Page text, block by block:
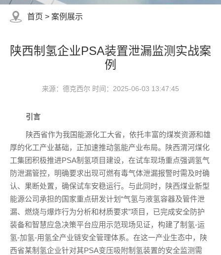
首页 > 案例展示
陕西制氢企业PSA装置泄漏监测实战案
例
来源：德克西尔 时间：2025-06-03 13:47:45
引言
陕西省作为我国能源化工大省，依托丰富的煤炭资源和雄
厚的化工产业基础，正加速推动氢能产业布局。陕西渭河煤化
工集团积极推进PSA制氢项目建设，在试车现场重点强调氢气
防泄漏管控，明确要求出现可燃有毒气体泄漏报警时需及时确
认、果断处置，确保试车安稳运行。与此同时，陕西煤业新型
能源公司承担的国家重点研发计划“气氢与液氢容器及管件泄
漏、燃烧与爆炸行为分析和材质要求”项目，已完成安全防护
装备和智慧应急决策平台应用示范现场见证，构建了制氢-运
氢-加氢-用氢全产业链安全管理体系。在这一产业生态中，陕
西省某制氢企业针对其PSA变压吸附制氢装置的安全监测需